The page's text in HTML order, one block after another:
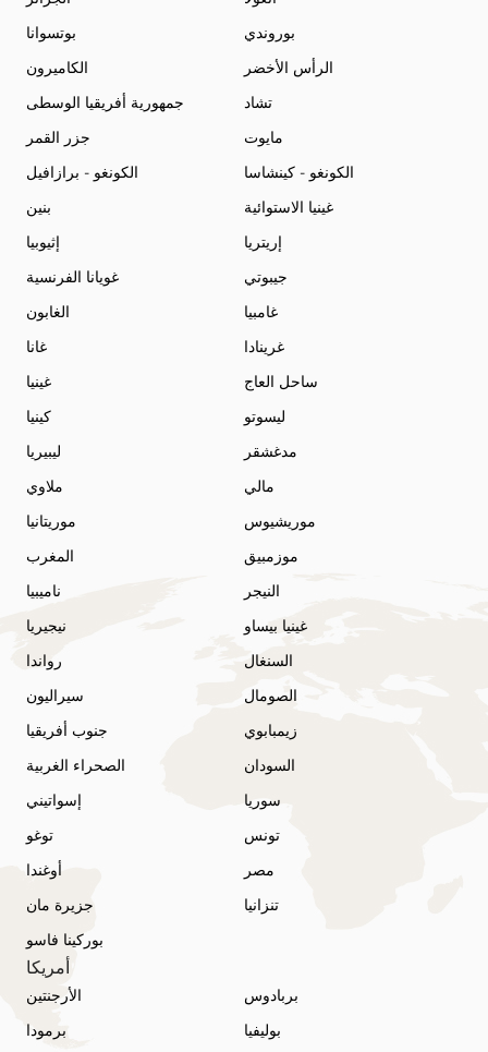
بوتسوانا
بوروندي
الكاميرون
الرأس الأخضر
جمهورية أفريقيا الوسطى
تشاد
جزر القمر
مايوت
الكونغو - برازافيل
الكونغو - كينشاسا
بنين
غينيا الاستوائية
إثيوبيا
إريتريا
غويانا الفرنسية
جيبوتي
الغابون
غامبيا
غانا
غرينادا
غينيا
ساحل العاج
كينيا
ليسوتو
ليبيريا
مدغشقر
ملاوي
مالي
موريتانيا
موريشيوس
المغرب
موزمبيق
ناميبيا
النيجر
نيجيريا
غينيا بيساو
رواندا
السنغال
سيراليون
الصومال
جنوب أفريقيا
زيمبابوي
الصحراء الغربية
السودان
إسواتيني
سوريا
توغو
تونس
أوغندا
مصر
جزيرة مان
تنزانيا
بوركينا فاسو
أمريكا
الأرجنتين
بربادوس
برمودا
بوليفيا